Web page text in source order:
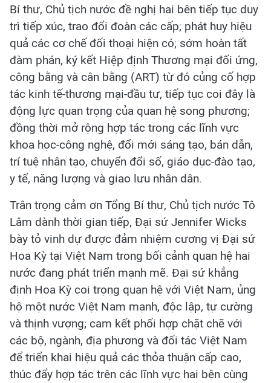
Bí thư, Chủ tịch nước đề nghị hai bên tiếp tục duy
trì tiếp xúc, trao đổi đoàn các cấp; phát huy hiệu
quả các cơ chế đối thoại hiện có; sớm hoàn tất
đàm phán, ký kết Hiệp định Thương mại đối ứng,
công bằng và cân bằng (ART) từ đó củng cố hợp
tác kinh tế-thương mại-đầu tư, tiếp tục coi đây là
động lực quan trọng của quan hệ song phương;
đồng thời mở rộng hợp tác trong các lĩnh vực
khoa học-công nghệ, đổi mới sáng tạo, bán dẫn,
trí tuệ nhân tạo, chuyển đổi số, giáo dục-đào tạo,
y tế, năng lượng và giao lưu nhân dân.
Trân trọng cảm ơn Tổng Bí thư, Chủ tịch nước Tô
Lâm dành thời gian tiếp, Đại sứ Jennifer Wicks
bày tỏ vinh dự được đảm nhiệm cương vị Đại sứ
Hoa Kỳ tại Việt Nam trong bối cảnh quan hệ hai
nước đang phát triển mạnh mẽ. Đại sứ khẳng
định Hoa Kỳ coi trọng quan hệ với Việt Nam, ủng
hộ một nước Việt Nam mạnh, độc lập, tự cường
và thịnh vượng; cam kết phối hợp chặt chẽ với
các bộ, ngành, địa phương và đối tác Việt Nam
để triển khai hiệu quả các thỏa thuận cấp cao,
thúc đẩy hợp tác trên các lĩnh vực hai bên cùng